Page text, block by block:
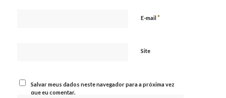
E-mail *
Site
Salvar meus dados neste navegador para a próxima vez
que eu comentar.